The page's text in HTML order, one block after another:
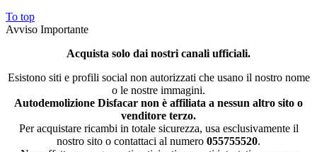
To top
Avviso Importante
Acquista solo dai nostri canali ufficiali.
Esistono siti e profili social non autorizzati che usano il nostro nome
o le nostre immagini.
Autodemolizione Disfacar non è affiliata a nessun altro sito o
venditore terzo.
Per acquistare ricambi in totale sicurezza, usa esclusivamente il
nostro sito o contattaci al numero 055755520.